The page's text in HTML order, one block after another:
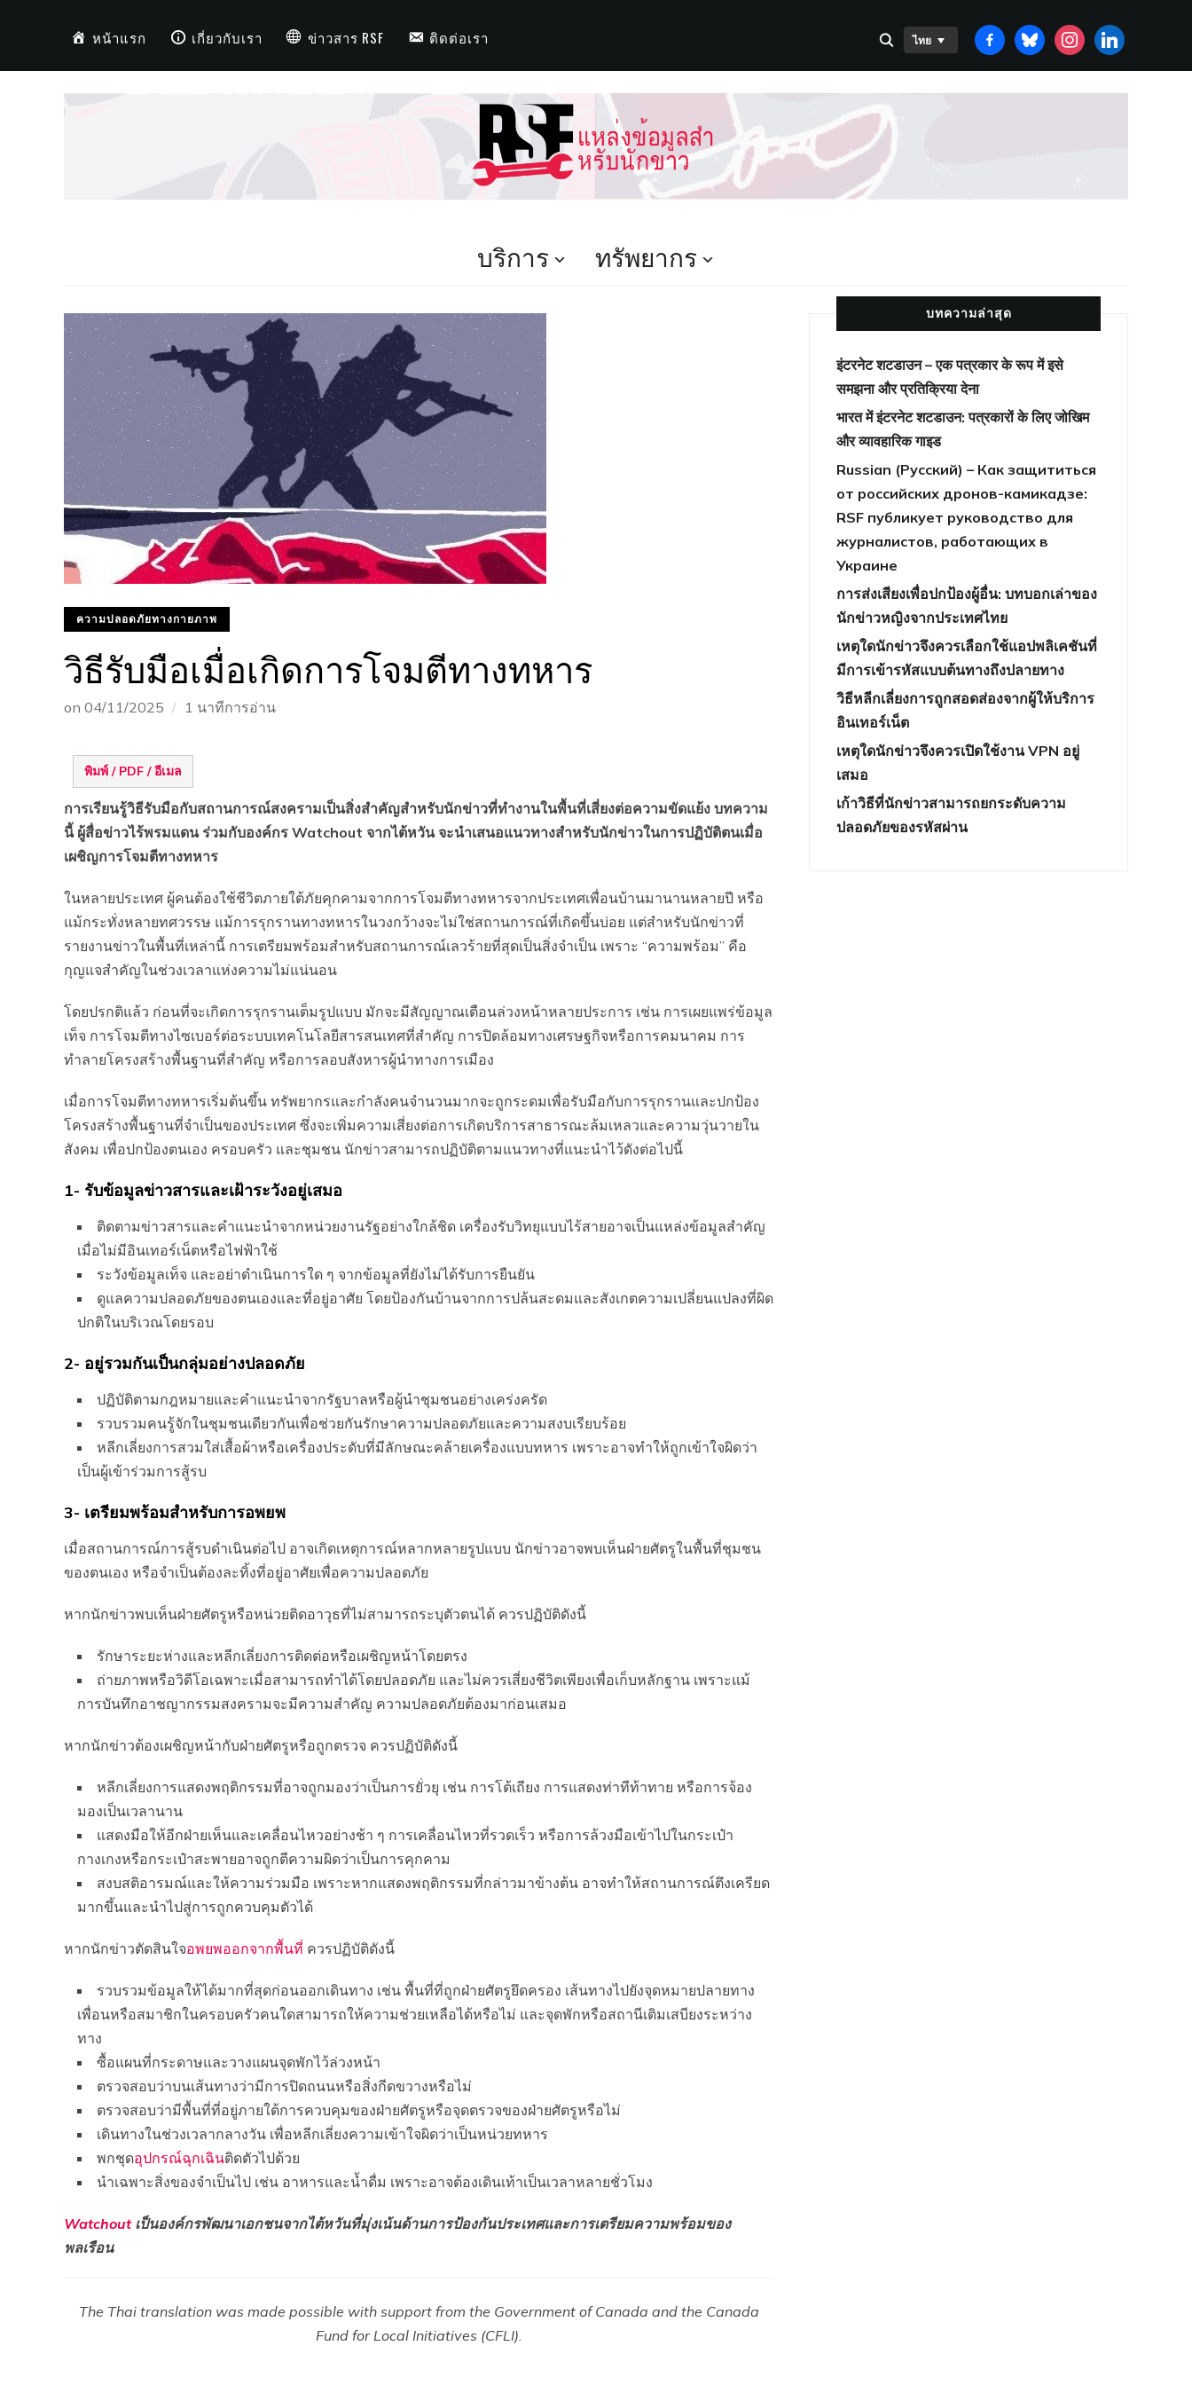
หน้าแรก เกี่ยวกับเรา ข่าวสาร RSF ติดต่อเรา ไทย
FACEBOOK-
ALT
BLUESKYINSTAGRAMLINKEDIN
บริการ ทรัพยากร
ความปลอดภัยทางกายภาพ
วิธีรับมือเมื่อเกิดการโจมตีทางทหาร
on 04/11/2025 1 นาทีการอ่าน
พิมพ์ / PDF / อีเมล
การเรียนรู้วิธีรับมือกับสถานการณ์สงครามเป็นสิ่งสำคัญสำหรับนักข่าวที่ทำงานในพื้นที่เสี่ยงต่อความขัดแย้ง บทความ
นี้ ผู้สื่อข่าวไร้พรมแดน ร่วมกับองค์กร Watchout จากไต้หวัน จะนำเสนอแนวทางสำหรับนักข่าวในการปฏิบัติตนเมื่อ
เผชิญการโจมตีทางทหาร
ในหลายประเทศ ผู้คนต้องใช้ชีวิตภายใต้ภัยคุกคามจากการโจมตีทางทหารจากประเทศเพื่อนบ้านมานานหลายปี หรือ
แม้กระทั่งหลายทศวรรษ แม้การรุกรานทางทหารในวงกว้างจะไม่ใช่สถานการณ์ที่เกิดขึ้นบ่อย แต่สำหรับนักข่าวที่
รายงานข่าวในพื้นที่เหล่านี้ การเตรียมพร้อมสำหรับสถานการณ์เลวร้ายที่สุดเป็นสิ่งจำเป็น เพราะ “ความพร้อม” คือ
กุญแจสำคัญในช่วงเวลาแห่งความไม่แน่นอน
โดยปรกติแล้ว ก่อนที่จะเกิดการรุกรานเต็มรูปแบบ มักจะมีสัญญาณเตือนล่วงหน้าหลายประการ เช่น การเผยแพร่ข้อมูล
เท็จ การโจมตีทางไซเบอร์ต่อระบบเทคโนโลยีสารสนเทศที่สำคัญ การปิดล้อมทางเศรษฐกิจหรือการคมนาคม การ
ทำลายโครงสร้างพื้นฐานที่สำคัญ หรือการลอบสังหารผู้นำทางการเมือง
เมื่อการโจมตีทางทหารเริ่มต้นขึ้น ทรัพยากรและกำลังคนจำนวนมากจะถูกระดมเพื่อรับมือกับการรุกรานและปกป้อง
โครงสร้างพื้นฐานที่จำเป็นของประเทศ ซึ่งจะเพิ่มความเสี่ยงต่อการเกิดบริการสาธารณะล้มเหลวและความวุ่นวายใน
สังคม เพื่อปกป้องตนเอง ครอบครัว และชุมชน นักข่าวสามารถปฏิบัติตามแนวทางที่แนะนำไว้ดังต่อไปนี้
1- รับข้อมูลข่าวสารและเฝ้าระวังอยู่เสมอ
ติดตามข่าวสารและคำแนะนำจากหน่วยงานรัฐอย่างใกล้ชิด เครื่องรับวิทยุแบบไร้สายอาจเป็นแหล่งข้อมูลสำคัญ
เมื่อไม่มีอินเทอร์เน็ตหรือไฟฟ้าใช้
ระวังข้อมูลเท็จ และอย่าดำเนินการใด ๆ จากข้อมูลที่ยังไม่ได้รับการยืนยัน
ดูแลความปลอดภัยของตนเองและที่อยู่อาศัย โดยป้องกันบ้านจากการปล้นสะดมและสังเกตความเปลี่ยนแปลงที่ผิด
ปกติในบริเวณโดยรอบ
2- อยู่รวมกันเป็นกลุ่มอย่างปลอดภัย
ปฏิบัติตามกฎหมายและคำแนะนำจากรัฐบาลหรือผู้นำชุมชนอย่างเคร่งครัด
รวบรวมคนรู้จักในชุมชนเดียวกันเพื่อช่วยกันรักษาความปลอดภัยและความสงบเรียบร้อย
หลีกเลี่ยงการสวมใส่เสื้อผ้าหรือเครื่องประดับที่มีลักษณะคล้ายเครื่องแบบทหาร เพราะอาจทำให้ถูกเข้าใจผิดว่า
เป็นผู้เข้าร่วมการสู้รบ
3- เตรียมพร้อมสำหรับการอพยพ
เมื่อสถานการณ์การสู้รบดำเนินต่อไป อาจเกิดเหตุการณ์หลากหลายรูปแบบ นักข่าวอาจพบเห็นฝ่ายศัตรูในพื้นที่ชุมชน
ของตนเอง หรือจำเป็นต้องละทิ้งที่อยู่อาศัยเพื่อความปลอดภัย
หากนักข่าวพบเห็นฝ่ายศัตรูหรือหน่วยติดอาวุธที่ไม่สามารถระบุตัวตนได้ ควรปฏิบัติดังนี้
รักษาระยะห่างและหลีกเลี่ยงการติดต่อหรือเผชิญหน้าโดยตรง
ถ่ายภาพหรือวิดีโอเฉพาะเมื่อสามารถทำได้โดยปลอดภัย และไม่ควรเสี่ยงชีวิตเพียงเพื่อเก็บหลักฐาน เพราะแม้
การบันทึกอาชญากรรมสงครามจะมีความสำคัญ ความปลอดภัยต้องมาก่อนเสมอ
หากนักข่าวต้องเผชิญหน้ากับฝ่ายศัตรูหรือถูกตรวจ ควรปฏิบัติดังนี้
หลีกเลี่ยงการแสดงพฤติกรรมที่อาจถูกมองว่าเป็นการยั่วยุ เช่น การโต้เถียง การแสดงท่าทีท้าทาย หรือการจ้อง
มองเป็นเวลานาน
แสดงมือให้อีกฝ่ายเห็นและเคลื่อนไหวอย่างช้า ๆ การเคลื่อนไหวที่รวดเร็ว หรือการล้วงมือเข้าไปในกระเป๋า
กางเกงหรือกระเป๋าสะพายอาจถูกตีความผิดว่าเป็นการคุกคาม
สงบสติอารมณ์และให้ความร่วมมือ เพราะหากแสดงพฤติกรรมที่กล่าวมาข้างต้น อาจทำให้สถานการณ์ตึงเครียด
มากขึ้นและนำไปสู่การถูกควบคุมตัวได้
หากนักข่าวตัดสินใจอพยพออกจากพื้นที่ ควรปฏิบัติดังนี้
รวบรวมข้อมูลให้ได้มากที่สุดก่อนออกเดินทาง เช่น พื้นที่ที่ถูกฝ่ายศัตรูยึดครอง เส้นทางไปยังจุดหมายปลายทาง
เพื่อนหรือสมาชิกในครอบครัวคนใดสามารถให้ความช่วยเหลือได้หรือไม่ และจุดพักหรือสถานีเติมเสบียงระหว่าง
ทาง
ซื้อแผนที่กระดาษและวางแผนจุดพักไว้ล่วงหน้า
ตรวจสอบว่าบนเส้นทางว่ามีการปิดถนนหรือสิ่งกีดขวางหรือไม่
ตรวจสอบว่ามีพื้นที่ที่อยู่ภายใต้การควบคุมของฝ่ายศัตรูหรือจุดตรวจของฝ่ายศัตรูหรือไม่
เดินทางในช่วงเวลากลางวัน เพื่อหลีกเลี่ยงความเข้าใจผิดว่าเป็นหน่วยทหาร
พกชุดอุปกรณ์ฉุกเฉินติดตัวไปด้วย
นำเฉพาะสิ่งของจำเป็นไป เช่น อาหารและน้ำดื่ม เพราะอาจต้องเดินเท้าเป็นเวลาหลายชั่วโมง
Watchoutเป็นองค์กรพัฒนาเอกชนจากไต้หวันที่มุ่งเน้นด้านการป้องกันประเทศและการเตรียมความพร้อมของ
พลเรือน
The Thai translation was made possible with support from the Government of Canada and the Canada
Fund for Local Initiatives (CFLI).
บทความล่าสุด
इंटरनेट शटडाउन – एक पत्रकार के रूप में इसे
समझना और प्रतिक्रिया देना
भारत में इंटरनेट शटडाउन: पत्रकारों के लिए जोखिम
और व्यावहारिक गाइड
Russian (Русский) – Как защититься
от российских дронов-камикадзе:
RSF публикует руководство для
журналистов, работающих в
Украине
การส่งเสียงเพื่อปกป้องผู้อื่น: บทบอกเล่าของ
นักข่าวหญิงจากประเทศไทย
เหตุใดนักข่าวจึงควรเลือกใช้แอปพลิเคชันที่
มีการเข้ารหัสแบบต้นทางถึงปลายทาง
วิธีหลีกเลี่ยงการถูกสอดส่องจากผู้ให้บริการ
อินเทอร์เน็ต
เหตุใดนักข่าวจึงควรเปิดใช้งาน VPN อยู่
เสมอ
เก้าวิธีที่นักข่าวสามารถยกระดับความ
ปลอดภัยของรหัสผ่าน